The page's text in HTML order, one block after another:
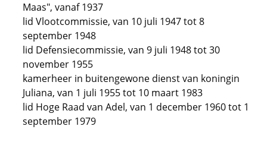
Maas", vanaf 1937
lid Vlootcommissie, van 10 juli 1947 tot 8
september 1948
lid Defensiecommissie, van 9 juli 1948 tot 30
november 1955
kamerheer in buitengewone dienst van koningin
Juliana, van 1 juli 1955 tot 10 maart 1983
lid Hoge Raad van Adel, van 1 december 1960 tot 1
september 1979